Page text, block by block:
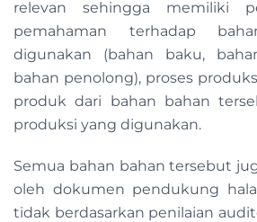
relevan sehingga memiliki
pemahaman terhadap
digunakan (bahan baku,
bahan penolong), proses
produk dari bahan bahan
produksi yang digunakan.
Semua bahan bahan tersebut
oleh dokumen pendukung
tidak berdasarkan penilaian